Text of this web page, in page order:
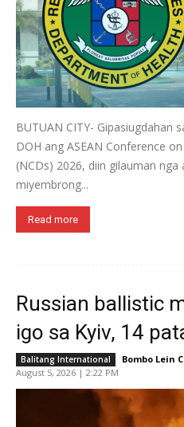
BUTUAN CITY- Gipasiugdahan
DOH ang ASEAN Conference
(NCDs) 2026, diin gilauman
miyembrong...
Read more
Russian ballistic
igo sa Kyiv, 14
Balitang International Bombo Lein
August 5, 2026 | 2:22 PM